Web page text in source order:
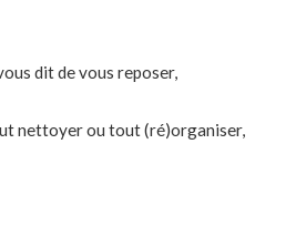
dit de vous reposer,
nettoyer ou tout (ré)organiser,